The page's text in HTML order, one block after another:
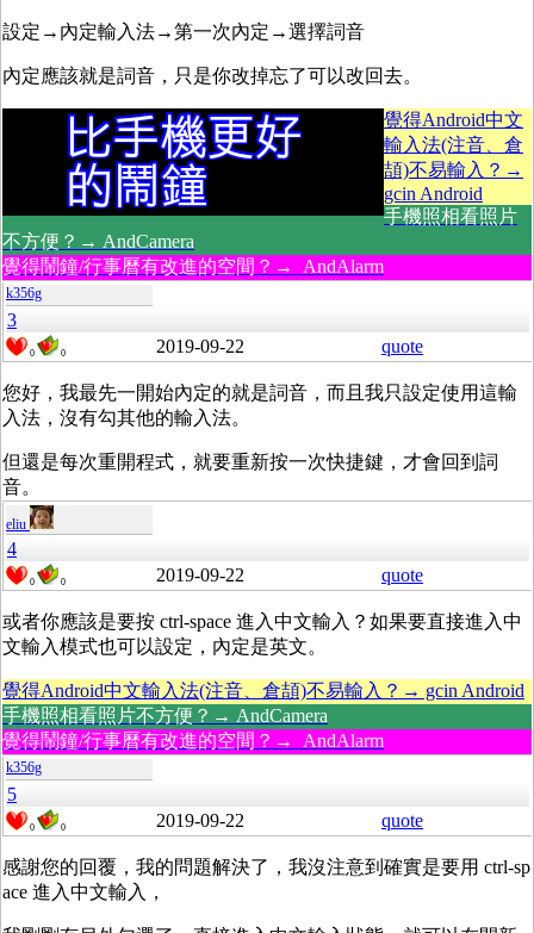
設定→內定輸入法→第一次內定→選擇詞音
內定應該就是詞音，只是你改掉忘了可以改回去。
覺得Android中文
輸入法(注音、倉
頡)不易輸入？→
gcin Android
手機照相看照片
不方便？→ AndCamera
覺得鬧鐘/行事曆有改進的空間？→ AndAlarm
k356g
3
0 0 2019-09-22 quote
您好，我最先一開始內定的就是詞音，而且我只設定使用這輸
入法，沒有勾其他的輸入法。
但還是每次重開程式，就要重新按一次快捷鍵，才會回到詞
音。
eliu
4
0 0 2019-09-22 quote
或者你應該是要按 ctrl-space 進入中文輸入？如果要直接進入中
文輸入模式也可以設定，內定是英文。
覺得Android中文輸入法(注音、倉頡)不易輸入？→ gcin Android
手機照相看照片不方便？→ AndCamera
覺得鬧鐘/行事曆有改進的空間？→ AndAlarm
k356g
5
0 0 2019-09-22 quote
感謝您的回覆，我的問題解決了，我沒注意到確實是要用 ctrl-sp
ace 進入中文輸入，